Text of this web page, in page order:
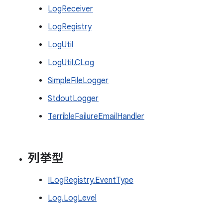
LogReceiver
LogRegistry
LogUtil
LogUtil.CLog
SimpleFileLogger
StdoutLogger
TerribleFailureEmailHandler
列挙型
ILogRegistry.EventType
Log.LogLevel